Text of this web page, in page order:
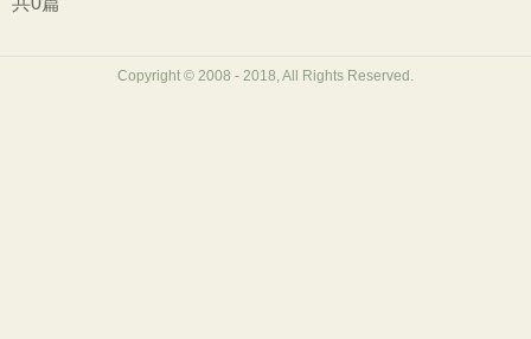
民谣
咏史怀古 宋词精选 小学古诗 初中古诗
Copyright © 2008 - 2018, All Rights Reserved.